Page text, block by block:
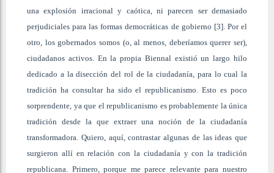
una explosión irracional y caótica, ni parecen ser demasiado
perjudiciales para las formas democráticas de gobierno [3]. Por el
otro, los gobernados somos (o, al menos, deberíamos querer ser),
ciudadanos activos. En la propia Biennal existió un largo hilo
dedicado a la disección del rol de la ciudadanía, para lo cual la
tradición ha consultar ha sido el republicanismo. Esto es poco
sorprendente, ya que el republicanismo es probablemente la única
tradición desde la que extraer una noción de la ciudadanía
transformadora. Quiero, aquí, contrastar algunas de las ideas que
surgieron allí en relación con la ciudadanía y con la tradición
republicana. Primero, porque me parece relevante para nuestro